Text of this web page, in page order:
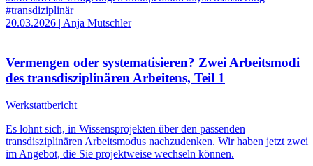
#transdiziplinär
20.03.2026 | Anja Mutschler
Vermengen oder systematisieren? Zwei Arbeitsmodi
des transdisziplinären Arbeitens, Teil 1
Werkstattbericht
Es lohnt sich, in Wissensprojekten über den passenden
transdisziplinären Arbeitsmodus nachzudenken. Wir haben jetzt zwei
im Angebot, die Sie projektweise wechseln können.